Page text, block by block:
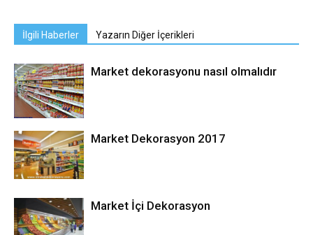
İlgili Haberler Yazarın Diğer İçerikleri
Market dekorasyonu nasıl olmalıdır
Market Dekorasyon 2017
Market İçi Dekorasyon